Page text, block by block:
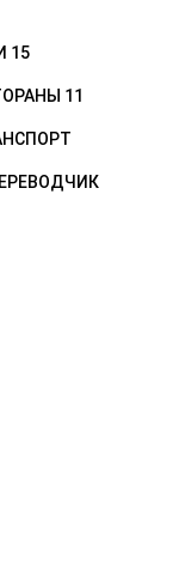
15
11